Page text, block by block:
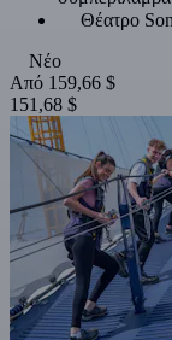
Θέατρο
Νέο
Από 159,66 $
151,68 $